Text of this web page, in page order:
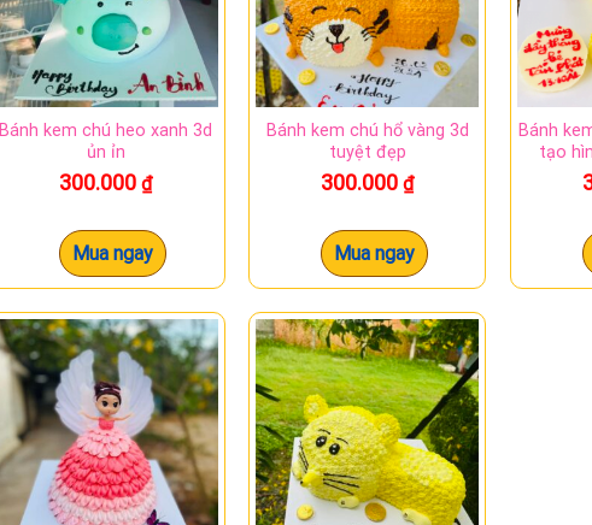
thể.
Các
chọn
có
thể
được
trên
trang
sản
phẩm
Bánh kem chú heo xanh 3d
ủn ỉn
300.000₫
Mua ngay
Bánh kem chú hổ vàng 3d
tuyệt đẹp
300.000₫
Mua ngay
Bánh
tạo